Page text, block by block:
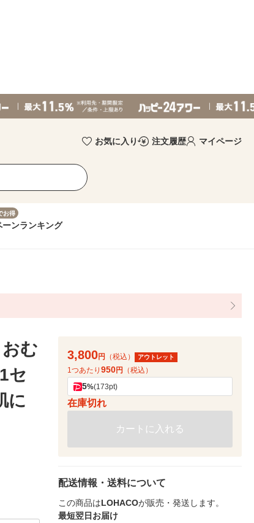
お気に入り 注文履歴 マイページ
お得
ーンランキング
む
セ
に
3,800円 （税込） アウトレット
1つあたり 950円 （税込）
5%(173pt)
在庫切れ
カートに入れる
配送情報・送料について
この商品はLOHACOが販売・発送します。
最短翌日お届け